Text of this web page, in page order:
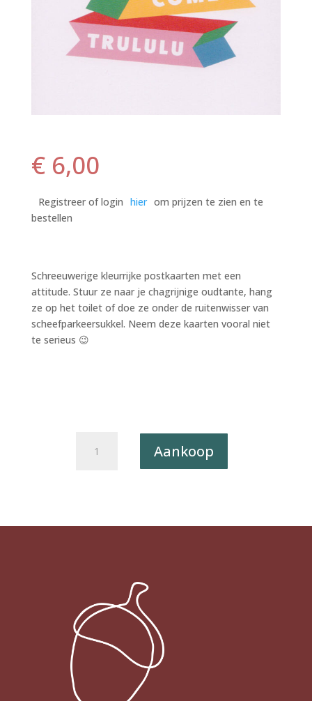
€6,00
Registreer of login hier om prijzen te zien en te
bestellen
Schreeuwerige kleurrijke postkaarten met een
attitude. Stuur ze naar je chagrijnige oudtante, hang
ze op het toilet of doe ze onder de ruitenwisser van
scheefparkeersukkel. Neem deze kaarten vooral niet
te serieus 😉
Caught
COME
TRULULU
X12
aantal
Aankoop